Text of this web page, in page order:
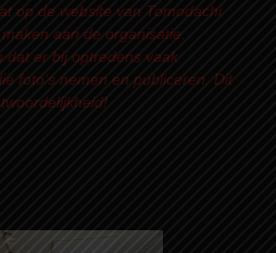
op de website van Tomodachi
aan de organisatie.
dat er bij optredens vaak
foto’s nemen en publiceren. Dit